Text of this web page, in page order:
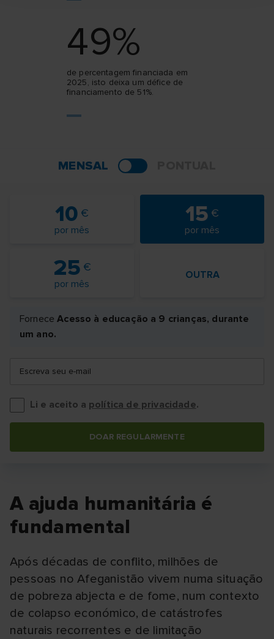
49%
de percentagem financiada em
2025, isto deixa um défice de
financiamento de 51%.
MENSAL
10
por mês
15
por mês
25
por mês
OUTRA
ForneceAcesso à educação a 9 crianças, durante
um ano.
Escreva seu e-mail
Li e aceito a política de privacidade.
DOAR REGULARMENTE
A ajuda humanitária é
fundamental
Após décadas de conflito, milhões de
pessoas no Afeganistão vivem numa situação
de pobreza abjecta e de fome, num contexto
de colapso económico, de catástrofes
naturais recorrentes e de limitação